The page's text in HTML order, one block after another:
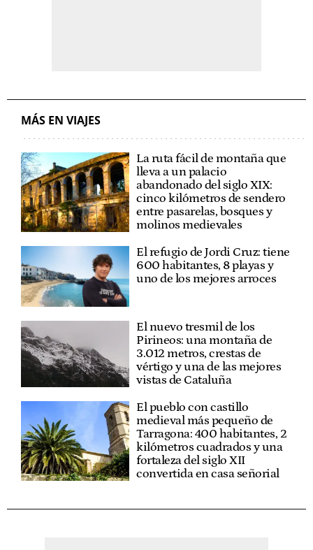
MÁS EN VIAJES
La ruta fácil de montaña que
lleva a un palacio
abandonado del siglo XIX:
cinco kilómetros de sendero
entre pasarelas, bosques y
molinos medievales
El refugio de Jordi Cruz: tiene
600 habitantes, 8 playas y
uno de los mejores arroces
El nuevo tresmil de los
Pirineos: una montaña de
3.012 metros, crestas de
vértigo y una de las mejores
vistas de Cataluña
El pueblo con castillo
medieval más pequeño de
Tarragona: 400 habitantes, 2
kilómetros cuadrados y una
fortaleza del siglo XII
convertida en casa señorial